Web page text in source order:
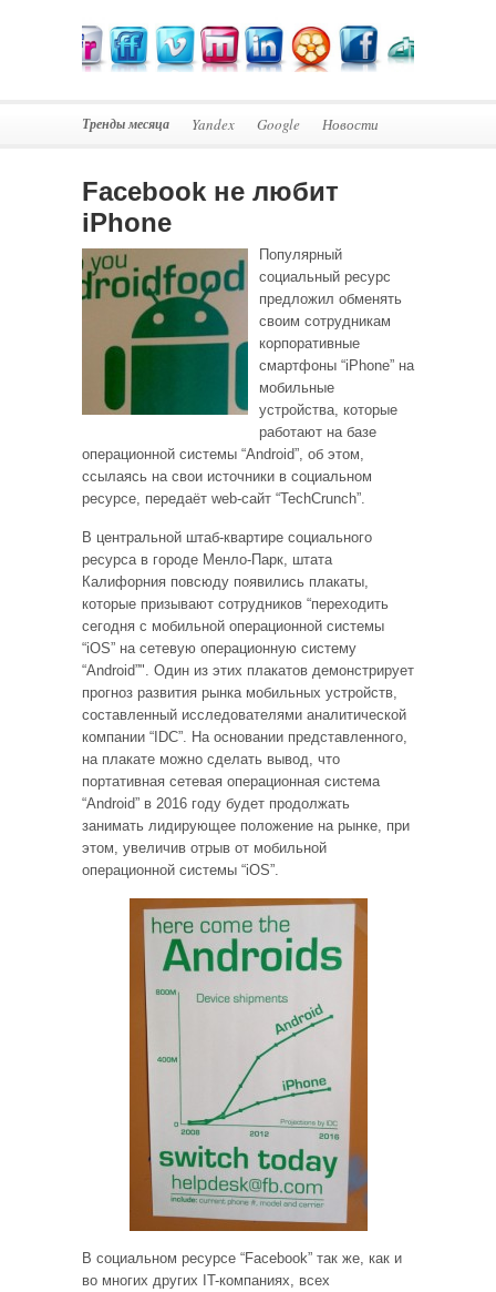
Тренды месяца Yandex Google Новости
Facebook не любит
iPhone
Популярный
социальный ресурс
предложил обменять
своим сотрудникам
корпоративные
смартфоны “iPhone” на
мобильные
устройства, которые
работают на базе
операционной системы “Android”, об этом,
ссылаясь на свои источники в социальном
ресурсе, передаёт web-сайт “TechCrunch”.
В центральной штаб-квартире социального
ресурса в городе Менло-Парк, штата
Калифорния повсюду появились плакаты,
которые призывают сотрудников “переходить
сегодня с мобильной операционной системы
“iOS” на сетевую операционную систему
“Android”". Один из этих плакатов демонстрирует
прогноз развития рынка мобильных устройств,
составленный исследователями аналитической
компании “IDC”. На основании представленного,
на плакате можно сделать вывод, что
портативная сетевая операционная система
“Android” в 2016 году будет продолжать
занимать лидирующее положение на рынке, при
этом, увеличив отрыв от мобильной
операционной системы “iOS”.
В социальном ресурсе “Facebook” так же, как и
во многих других IT-компаниях, всех